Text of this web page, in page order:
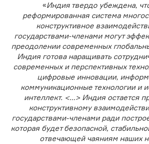
«Индия твердо убеждена,
реформированная система
конструктивное
государствами-членами могут
преодолении современных
Индия готова наращивать
современных и перспективных
цифровые инновации,
коммуникационные технологии и
интеллект. <...> Индия остается
конструктивному
государствами-членами ради
которая будет безопасной,
отвечающей чаяниям наших